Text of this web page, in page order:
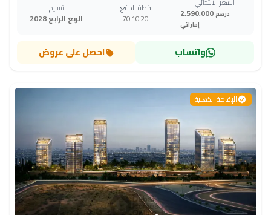
2,590,000 درهم
إماراتي
خطة الدفع
20
10
70
تسليم
الربع الرابع 2028
واتساب احصل على عروض
الإقامة الذهبية